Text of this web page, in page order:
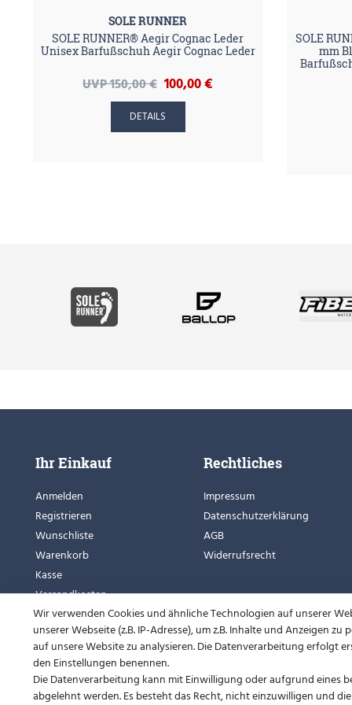
SOLE RUNNER
SOLE RUNNER® Aegir Cognac Leder
Unisex Barfußschuh Aegir Cognac Leder
UVP 150,00 € 100,00 €
DETAILS
SOLE
mm
Ihr Einkauf
Anmelden
Registrieren
Wunschliste
Warenkorb
Kasse
Versandkosten
Zahlungsarten
Rechtliches
Impressum
Datenschutzerklärung
AGB
Widerrufsrecht
Wir verwenden Cookies und ähnliche Technologien auf unserer
unserer Webseite (z.B. IP-Adresse), um z.B. Inhalte und Anzeigen
auf unsere Website zu analysieren. Die Datenverarbeitung erfolgt
den Einstellungen benennen.
Die Datenverarbeitung kann mit Einwilligung oder aufgrund eines
abgelehnt werden. Es besteht das Recht, nicht einzuwilligen und